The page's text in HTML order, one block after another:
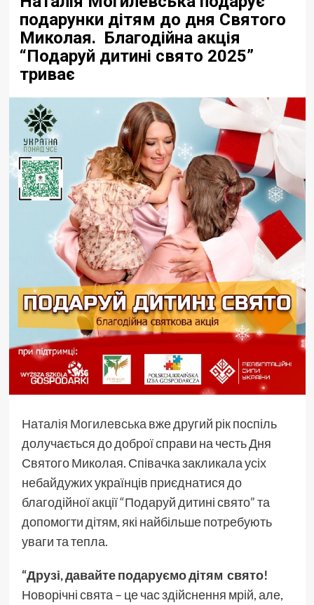
подарунки дітям до дня Святого
Миколая. Благодійна акція
“Подаруй дитині свято 2025”
триває
Наталія Могилевська вже другий рік поспіль
долучається до доброї справи на честь Дня
Святого Миколая. Співачка закликала усіх
небайдужих українців приєднатися до
благодійної акції “Подаруй дитині свято” та
допомогти дітям, які найбільше потребують
уваги та тепла.
“Друзі, давайте подаруємо дітям свято!
Новорічні свята – це час здійснення мрій, але,